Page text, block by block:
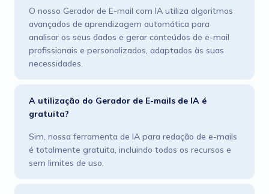
O nosso Gerador de E-mail com IA utiliza algoritmos
avançados de aprendizagem automática para
analisar os seus dados e gerar conteúdos de e-mail
profissionais e personalizados, adaptados às suas
necessidades.
A utilização do Gerador de E-mails de IA é
gratuita?
Sim, nossa ferramenta de IA para redação de e-mails
é totalmente gratuita, incluindo todos os recursos e
sem limites de uso.